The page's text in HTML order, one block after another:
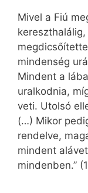
Mivel a Fiú
mindenség
Mindent a
uralkodnia,
veti. Utolsó
(…) Mikor
rendelve,
mindent
mindenben.”